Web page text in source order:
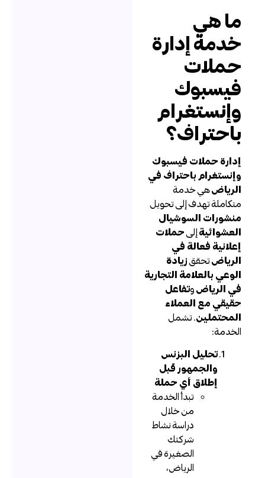
ما هي
خدمة إدارة
حملات
فيسبوك
وإنستغرام
باحتراف؟
إدارة حملات فيسبوك
وإنستغرام باحتراف في
الرياضهي خدمة
متكاملة تهدف إلى تحويل
منشورات السوشيال
العشوائيةإلىحملات
إعلانية فعالة في
الرياضتحقق زيادة
الوعي بالعلامة التجارية
في الرياضوتفاعل
حقيقي مع العملاء
المحتملين. تشمل
الخدمة:
تحليل البزنس
والجمهور قبل
إطلاق أي حملة
تبدأ الخدمة
من خلال
دراسة نشاط
شركتك
الصغيرة في
الرياض،